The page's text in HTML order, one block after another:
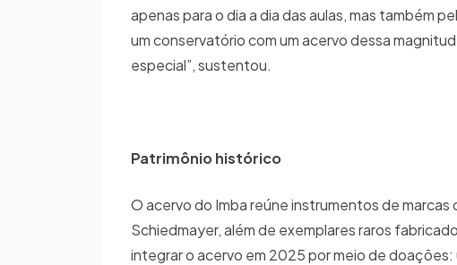
apenas para o dia a dia das aulas, mas também
um conservatório com um acervo dessa
especial”, sustentou.
Patrimônio histórico
O acervo do Imba reúne instrumentos de
Schiedmayer, além de exemplares raros
integrar o acervo em 2025 por meio de